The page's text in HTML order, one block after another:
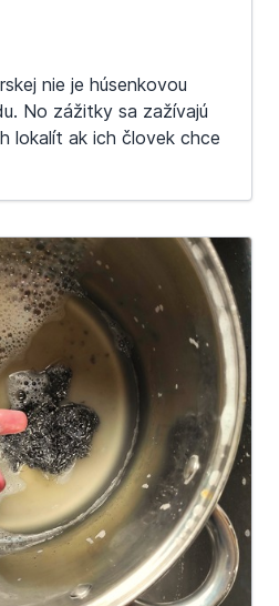
nie je húsenkovou
No zážitky sa zažívajú
lokalít ak ich človek chce